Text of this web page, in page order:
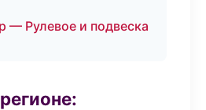
— Рулевое и подвеска